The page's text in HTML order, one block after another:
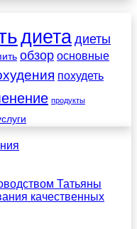
диета диеты
обзор основные
похудеть
продукты